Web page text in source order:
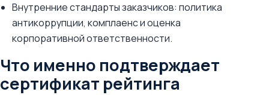
Внутренние стандарты заказчиков: политика
антикоррупции, комплаенс и оценка
корпоративной ответственности.
Что именно подтверждает
сертификат рейтинга